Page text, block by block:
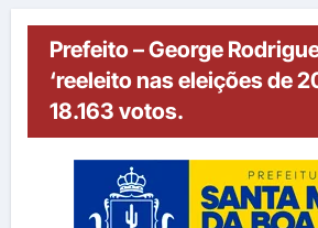
Prefeito – George
‘reeleito nas eleições de
18.163 votos.